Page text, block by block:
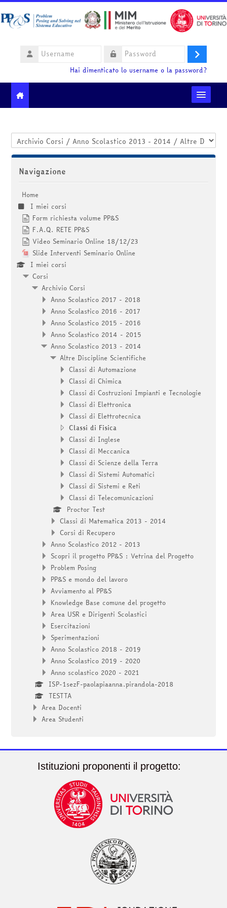
Username
Login
Hai dimenticato lo username o la password?
Ministero dell'Istruzione e del Merito
HelpDesk
Italiano ‎(it)‎
Cerca
corsi
Categorie di corso
Salta Navigazione
Navigazione
Home
I miei corsi
Form richiesta volume PP&S
F.A.Q. RETE PP&S
Video Seminario Online 18/12/23
Slide Interventi Seminario Online
I miei corsi
Corsi
Archivio Corsi
Anno Scolastico 2017 - 2018
Anno Scolastico 2016 - 2017
Anno Scolastico 2015 - 2016
Anno Scolastico 2014 - 2015
Anno Scolastico 2013 - 2014
Altre Discipline Scientifiche
Classi di Automazione
Classi di Chimica
Classi di Costruzioni Impianti e Tecnologie
Classi di Elettronica
Classi di Elettrotecnica
Classi di Fisica
Classi di Inglese
Classi di Meccanica
Classi di Scienze della Terra
Classi di Sistemi Automatici
Classi di Sistemi e Reti
Classi di Telecomunicazioni
Proctor Test
Classi di Matematica 2013 - 2014
Corsi di Recupero
Anno Scolastico 2012 - 2013
Scopri il progetto PP&S : Vetrina del Progetto
Problem Posing
PP&S e mondo del lavoro
Avviamento al PP&S
Knowledge Base comune del progetto
Area USR e Dirigenti Scolastici
Esercitazioni
Sperimentazioni
Anno Scolastico 2018 - 2019
Anno Scolastico 2019 - 2020
Anno scolastico 2020 - 2021
ISP-1sezF-paolapiaanna.pirandola-2018
TESTTA
Area Docenti
Area Studenti
Istituzioni proponenti il progetto: